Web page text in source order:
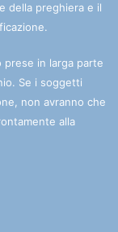
della preghiera e il
in larga parte
Se i soggetti
non avranno che
alla